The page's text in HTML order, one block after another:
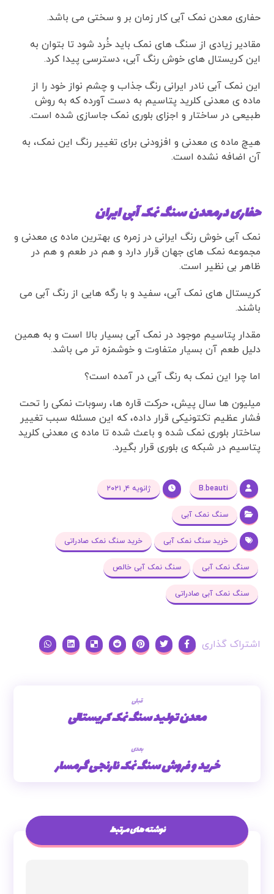
حفاری معدن نمک آبی کار زمان بر و سختی می باشد.
مقادیر زیادی از سنگ های نمک باید خُرد شود تا بتوان به
این کریستال های خوش رنگ آبی، دسترسی پیدا کرد.
این نمک آبی نادر ایرانی رنگ جذاب و چشم نواز خود را از
ماده ی معدنی کلرید پتاسیم به دست آورده که به روش
طبیعی در ساختار و اجزای بلوری نمک جاسازی شده است.
هیچ ماده ی معدنی و افزودنی برای تغییر رنگ این نمک، به
آن اضافه نشده است.
حفاری درمعدن سنگ نمک آبی ایران
نمک آبی خوش رنگ ایرانی در زمره ی بهترین ماده ی معدنی و
مجموعه نمک های جهان قرار دارد و هم در طعم و هم در
ظاهر بی نظیر است.
کریستال های نمک آبی، سفید و با رگه هایی از رنگ آبی می
باشند.
مقدار پتاسیم موجود در نمک آبی بسیار بالا است و به همین
دلیل طعم آن بسیار متفاوت و خوشمزه تر می باشد.
اما چرا این نمک به رنگ آبی در آمده است؟
میلیون ها سال پیش، حرکت قاره ها، رسوبات نمکی را تحت
فشار عظیم تکتونیکی قرار داده، که این مسئله سبب تغییر
ساختار بلوری نمک شده و باعث شده تا ماده ی معدنی کلرید
پتاسیم در شبکه ی بلوری قرار بگیرد.
B.beauti ژانویه ۴, ۲۰۲۱
سنگ نمک آبی
خرید سنگ نمک آبی خرید سنگ نمک صادراتی
سنگ نمک آبی سنگ نمک آبی خالص
سنگ نمک آبی صادراتی
قبلی
معدن تولید سنگ نمک کریستالی
بعدی
خرید و فروش سنگ نمک نارنجی گرمسار
نوشته های مرتبط